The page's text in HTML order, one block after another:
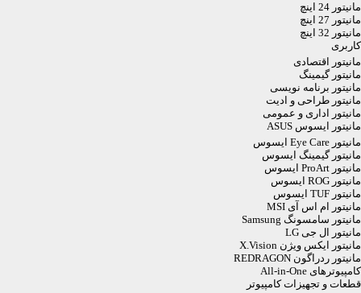
مانیتور 24 اینچ
مانیتور 27 اینچ
مانیتور 32 اینچ
کاربری
مانیتور اقتصادی
مانیتور گیمینگ
مانیتور برنامه نویسی
مانیتور طراحی و ادیت
مانیتور اداری و عمومی
مانیتور ایسوس ASUS
مانیتور Eye Care ایسوس
مانیتور گیمینگ ایسوس
مانیتور ProArt ایسوس
مانیتور ROG ایسوس
مانیتور TUF ایسوس
مانیتور ام اس آی MSI
مانیتور سامسونگ Samsung
مانیتور ال جی LG
مانیتور ایکس ویژن X.Vision
مانیتور ردراگون REDRAGON
کامپیوترهای All-in-One
قطعات و تجهیزات کامپیوتر